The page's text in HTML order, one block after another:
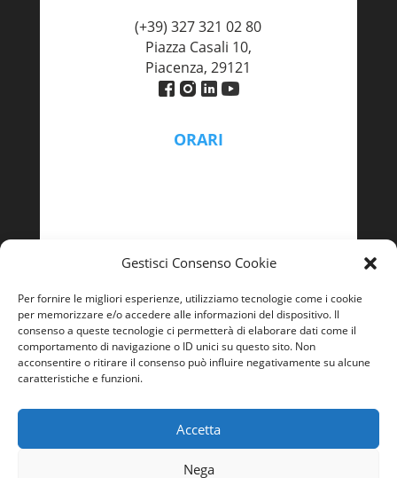
Gestisci Consenso Cookie
Per fornire le migliori esperienze, utilizziamo tecnologie come i cookie
per memorizzare e/o accedere alle informazioni del dispositivo. Il
consenso a queste tecnologie ci permetterà di elaborare dati come il
comportamento di navigazione o ID unici su questo sito. Non
acconsentire o ritirare il consenso può influire negativamente su alcune
caratteristiche e funzioni.
Accetta
Nega
(+39) 327 321 02 80
Piazza Casali 10,
Piacenza, 29121
ORARI